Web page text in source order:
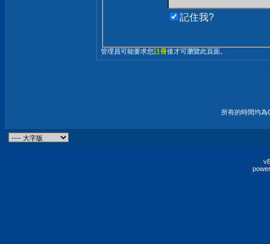
記住我?
管理員可能要求您註冊後才可瀏覽此頁面。
所有的時間均為